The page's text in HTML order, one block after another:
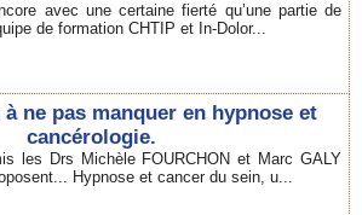
avec une certaine fierté qu’une partie de
de formation CHTIP et In-Dolor...
ne pas manquer en hypnose et
cancérologie.
les Drs Michèle FOURCHON et Marc GALY
Hypnose et cancer du sein, u...